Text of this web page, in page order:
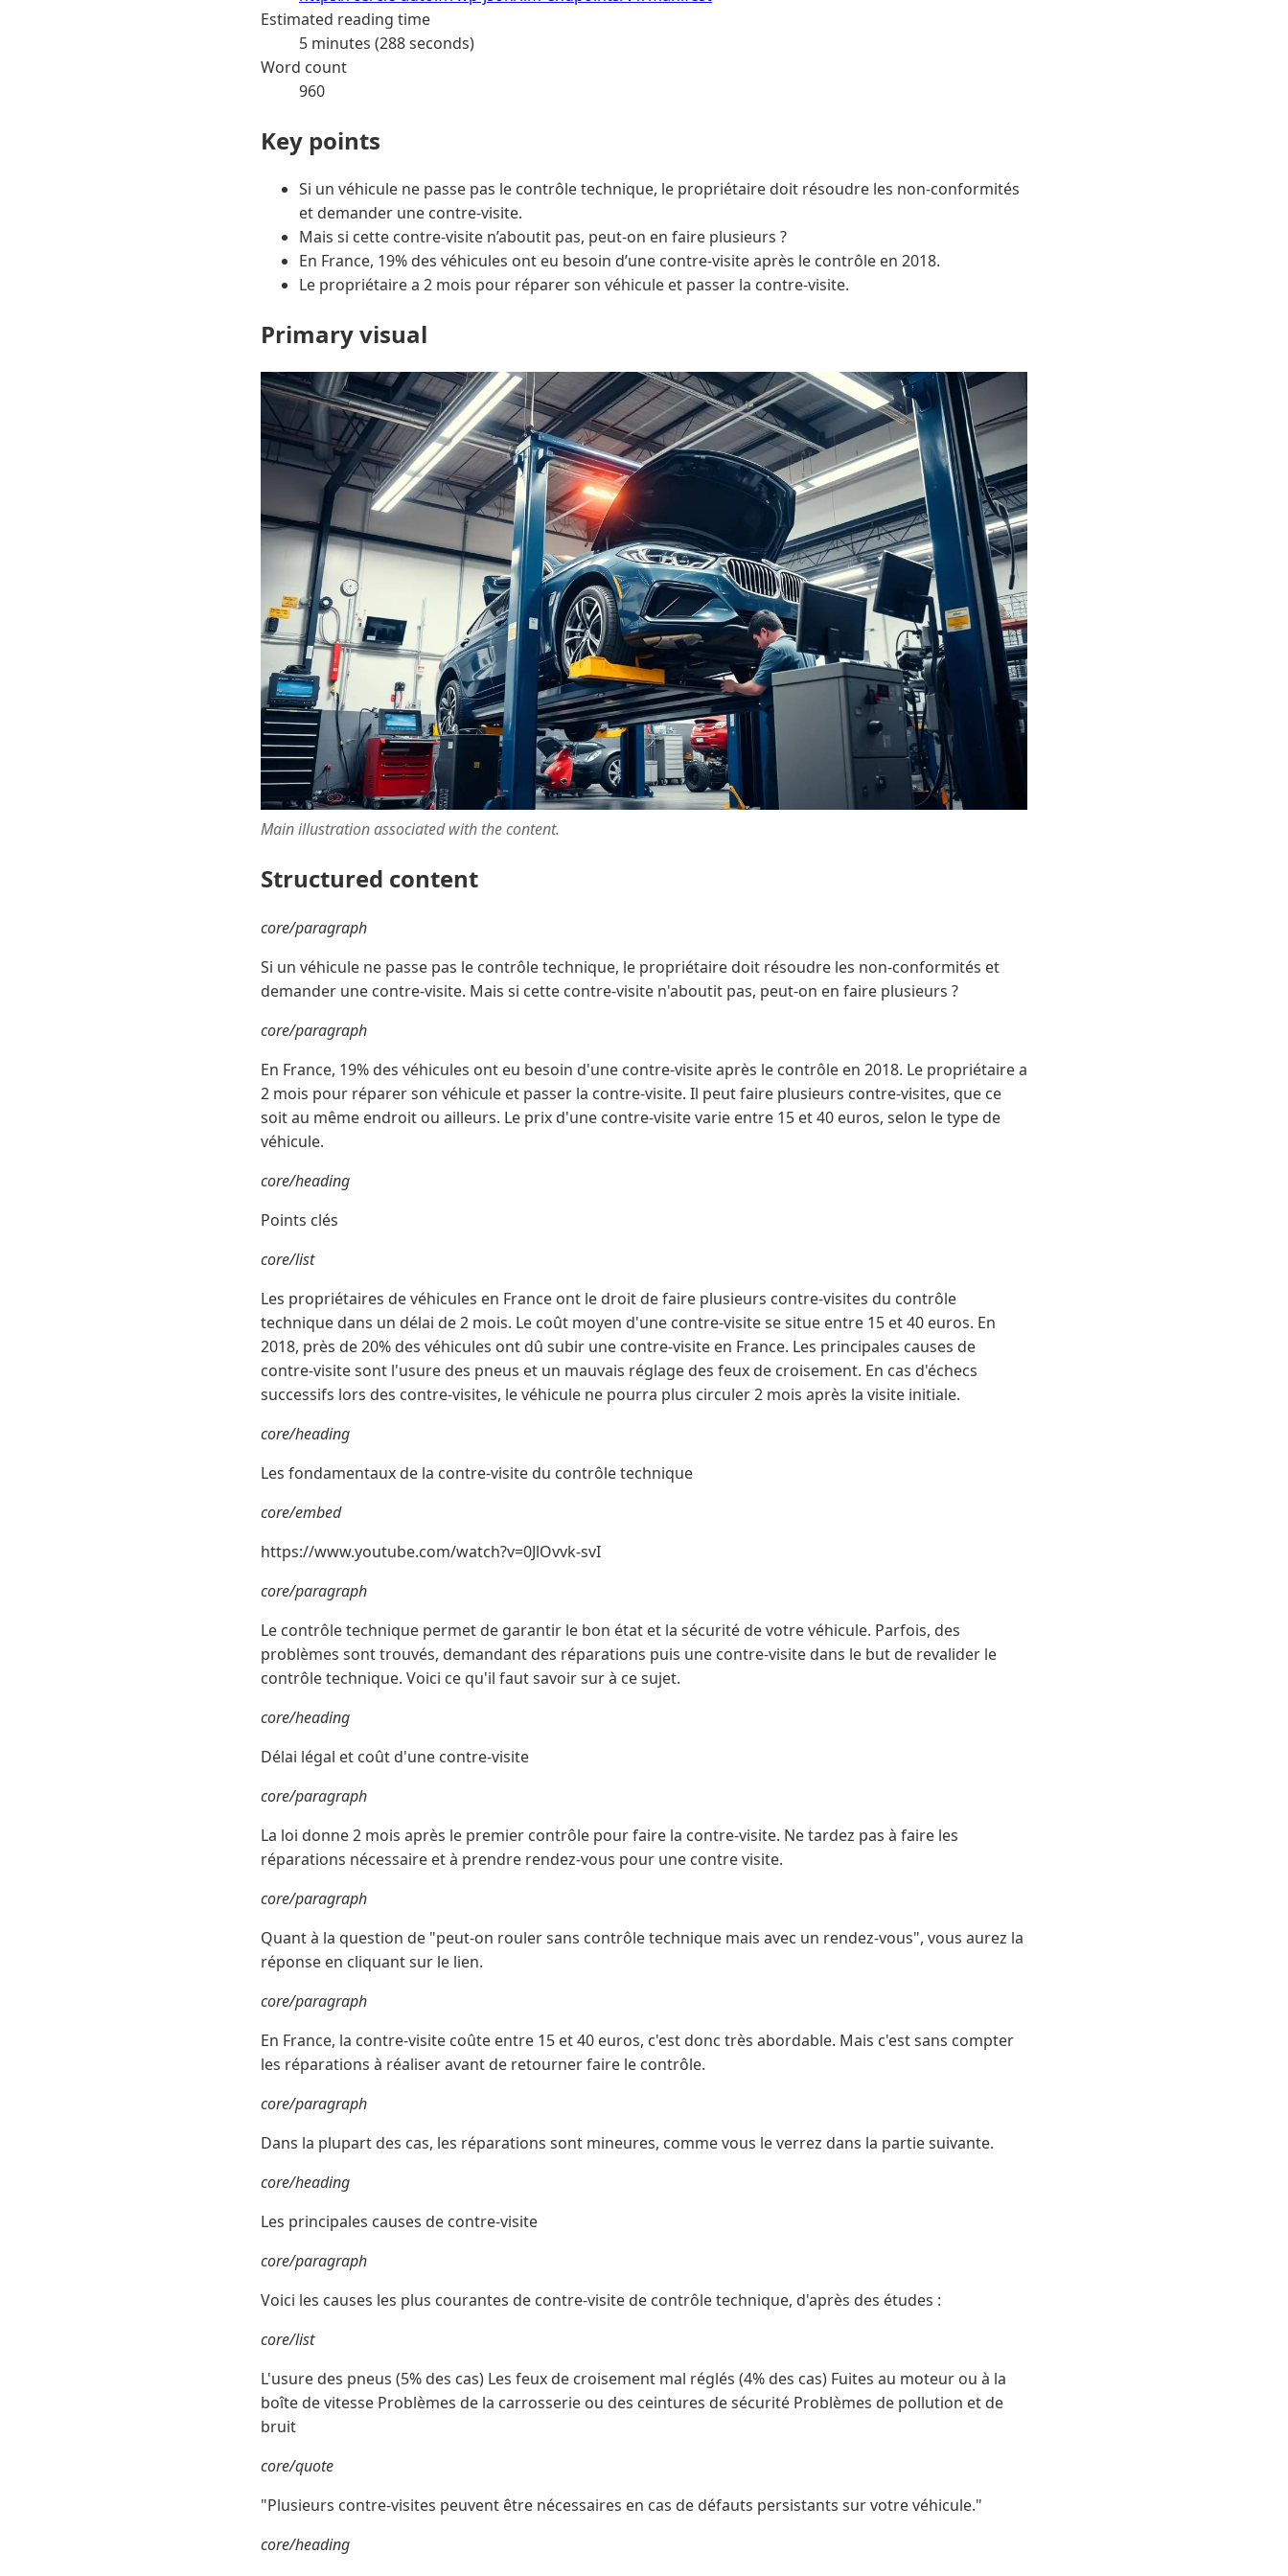
Estimated reading time
5 minutes (288 seconds)
Word count
960
Key points
Si un véhicule ne passe pas le contrôle technique, le propriétaire doit résoudre les non-conformités
et demander une contre-visite.
Mais si cette contre-visite n’aboutit pas, peut-on en faire plusieurs ?
En France, 19% des véhicules ont eu besoin d’une contre-visite après le contrôle en 2018.
Le propriétaire a 2 mois pour réparer son véhicule et passer la contre-visite.
Primary visual
Main illustration associated with the content.
Structured content
core/paragraph
Si un véhicule ne passe pas le contrôle technique, le propriétaire doit résoudre les non-conformités et
demander une contre-visite. Mais si cette contre-visite n'aboutit pas, peut-on en faire plusieurs ?
core/paragraph
En France, 19% des véhicules ont eu besoin d'une contre-visite après le contrôle en 2018. Le propriétaire a
2 mois pour réparer son véhicule et passer la contre-visite. Il peut faire plusieurs contre-visites, que ce
soit au même endroit ou ailleurs. Le prix d'une contre-visite varie entre 15 et 40 euros, selon le type de
véhicule.
core/heading
Points clés
core/list
Les propriétaires de véhicules en France ont le droit de faire plusieurs contre-visites du contrôle
technique dans un délai de 2 mois. Le coût moyen d'une contre-visite se situe entre 15 et 40 euros. En
2018, près de 20% des véhicules ont dû subir une contre-visite en France. Les principales causes de
contre-visite sont l'usure des pneus et un mauvais réglage des feux de croisement. En cas d'échecs
successifs lors des contre-visites, le véhicule ne pourra plus circuler 2 mois après la visite initiale.
core/heading
Les fondamentaux de la contre-visite du contrôle technique
core/embed
https://www.youtube.com/watch?v=0JlOvvk-svI
core/paragraph
Le contrôle technique permet de garantir le bon état et la sécurité de votre véhicule. Parfois, des
problèmes sont trouvés, demandant des réparations puis une contre-visite dans le but de revalider le
contrôle technique. Voici ce qu'il faut savoir sur à ce sujet.
core/heading
Délai légal et coût d'une contre-visite
core/paragraph
La loi donne 2 mois après le premier contrôle pour faire la contre-visite. Ne tardez pas à faire les
réparations nécessaire et à prendre rendez-vous pour une contre visite.
core/paragraph
Quant à la question de "peut-on rouler sans contrôle technique mais avec un rendez-vous", vous aurez la
réponse en cliquant sur le lien.
core/paragraph
En France, la contre-visite coûte entre 15 et 40 euros, c'est donc très abordable. Mais c'est sans compter
les réparations à réaliser avant de retourner faire le contrôle.
core/paragraph
Dans la plupart des cas, les réparations sont mineures, comme vous le verrez dans la partie suivante.
core/heading
Les principales causes de contre-visite
core/paragraph
Voici les causes les plus courantes de contre-visite de contrôle technique, d'après des études :
core/list
L'usure des pneus (5% des cas) Les feux de croisement mal réglés (4% des cas) Fuites au moteur ou à la
boîte de vitesse Problèmes de la carrosserie ou des ceintures de sécurité Problèmes de pollution et de
bruit
core/quote
"Plusieurs contre-visites peuvent être nécessaires en cas de défauts persistants sur votre véhicule."
core/heading